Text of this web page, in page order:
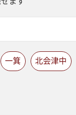
一箕 北会津中